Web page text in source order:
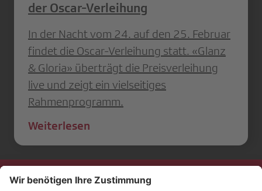
der Oscar-Verleihung
In der Nacht vom 24. auf den 25. Februar
findet die Oscar-Verleihung statt. «Glanz
& Gloria» überträgt die Preisverleihung
live und zeigt ein vielseitiges
Rahmenprogramm.
Weiterlesen